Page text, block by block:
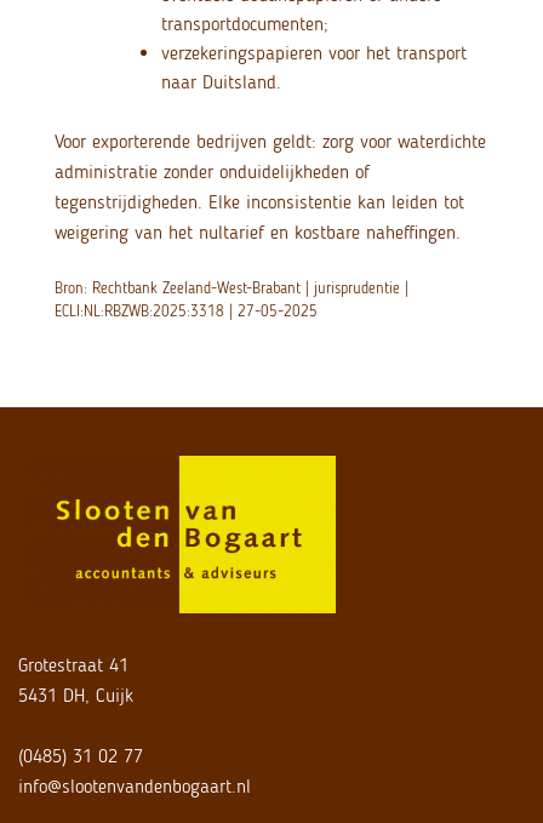
transportdocumenten;
verzekeringspapieren voor het transport
naar Duitsland.
Voor exporterende bedrijven geldt: zorg voor waterdichte
administratie zonder onduidelijkheden of
tegenstrijdigheden. Elke inconsistentie kan leiden tot
weigering van het nultarief en kostbare naheffingen.
Bron: Rechtbank Zeeland-West-Brabant | jurisprudentie |
ECLI:NL:RBZWB:2025:3318 | 27-05-2025
Grotestraat 41
5431 DH, Cuijk
(0485) 31 02 77
info@slootenvandenbogaart.nl